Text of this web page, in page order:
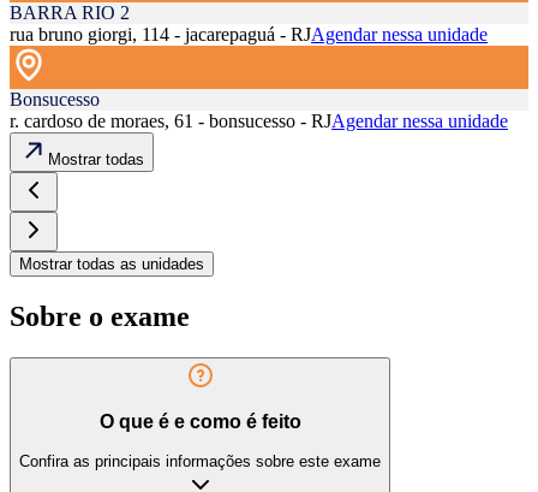
BARRA RIO 2
rua bruno giorgi, 114 - jacarepaguá - RJAgendar nessa unidade
Bonsucesso
r. cardoso de moraes, 61 - bonsucesso - RJAgendar nessa unidade
Mostrar todas
Mostrar todas as unidades
Sobre o exame
O que é e como é feito
Confira as principais informações sobre este exame